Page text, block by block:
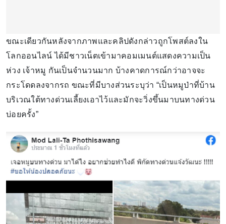
ขณะเดียวกันหลังจากภาพและคลิปดังกล่าวถูกโพสต์ลงใน
โลกออนไลน์ ได้มีชาวเน็ตเข้ามาคอมเมนต์แสดงความเป็น
ห่วง เจ้าหมู กันเป็นจำนวนมาก บ้างคาดการณ์กว่าอาจจะ
กระโดดลงจากรถ ขณะที่มีบางส่วนระบุว่า “เป็นหมูป่าที่บ้าน
บริเวณใต้ทางด่วนเลี้ยงเอาไว้และมักจะวิ่งขึ้นมาบนทางด่วน
บ่อยครั้ง”